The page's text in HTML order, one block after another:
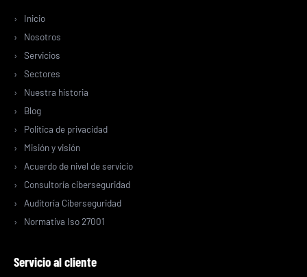
Inicio
Nosotros
Servicios
Sectores
Nuestra historia
Blog
Politica de privacidad
Misión y visión
Acuerdo de nivel de servicio
Consultoría ciberseguridad
Auditoría Ciberseguridad
Normativa Iso 27001
Servicio al cliente